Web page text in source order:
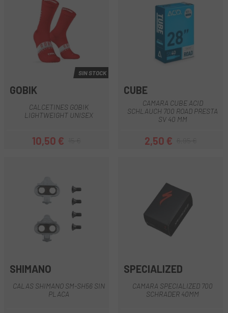
SIN STOCK
GOBIK
CALCETINES GOBIK
LIGHTWEIGHT UNISEX
Precio
10,50 €Precio regular
CUBE
CAMARA CUBE ACID
SCHLAUCH 700 ROAD PRESTA
SV 40 MM
Precio
2,50 €Precio regular
SHIMANO
CALAS SHIMANO SM-SH56 SIN
PLACA
SPECIALIZED
CAMARA SPECIALIZED 700
SCHRADER 40MM